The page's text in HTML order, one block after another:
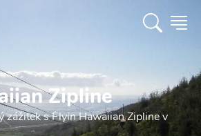
Zipline
zážitek s Flyin Hawaiian Zipline v